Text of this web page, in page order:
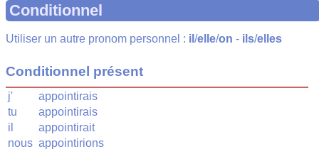
Conditionnel
Utiliser un autre pronom personnel : il /elle/on - ils/elles
Conditionnel présent
j'
appointirais
tu
appointirais
il
appointirait
nous appointirions